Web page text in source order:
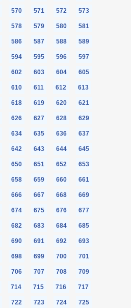
570 571 572 573
578 579 580 581
586 587 588 589
594 595 596 597
602 603 604 605
610 611 612 613
618 619 620 621
626 627 628 629
634 635 636 637
642 643 644 645
650 651 652 653
658 659 660 661
666 667 668 669
674 675 676 677
682 683 684 685
690 691 692 693
698 699 700 701
706 707 708 709
714 715 716 717
722 723 724 725